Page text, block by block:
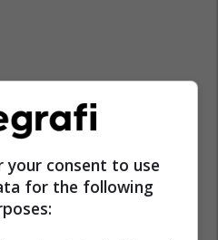
your consent to use
for the following